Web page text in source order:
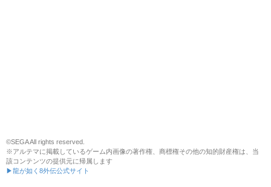
©SEGA All rights reserved.
※アルテマに掲載しているゲーム内画像の著作権、商標権その他の知的財産権は、当
該コンテンツの提供元に帰属します
▶龍が如く8外伝公式サイト